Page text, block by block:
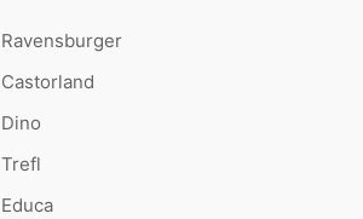
Ravensburger
Castorland
Dino
Trefl
Educa